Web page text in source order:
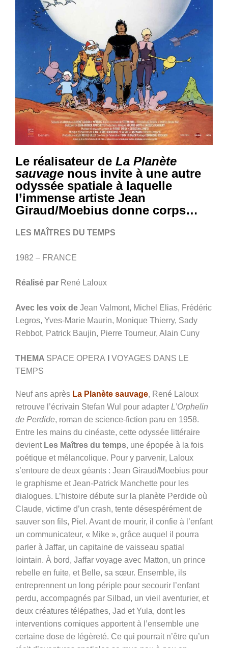
Le réalisateur de La Planète
sauvage nous invite à une autre
odyssée spatiale à laquelle
l’immense artiste Jean
Giraud/Moebius donne corps…
LES MAÎTRES DU TEMPS
1982 – FRANCE
Réalisé par René Laloux
Avec les voix de Jean Valmont, Michel Elias, Frédéric
Legros, Yves-Marie Maurin, Monique Thierry, Sady
Rebbot, Patrick Baujin, Pierre Tourneur, Alain Cuny
THEMA SPACE OPERA
VOYAGES DANS LE
TEMPS
Neuf ans après La Planète sauvage, René Laloux
retrouve l’écrivain Stefan Wul pour adapter L’Orphelin
de Perdide, roman de science-fiction paru en 1958.
Entre les mains du cinéaste, cette odyssée littéraire
devient Les Maîtres du temps, une épopée à la fois
poétique et mélancolique. Pour y parvenir, Laloux
s’entoure de deux géants : Jean Giraud/Moebius pour
le graphisme et Jean-Patrick Manchette pour les
dialogues. L’histoire débute sur la planète Perdide où
Claude, victime d’un crash, tente désespérément de
sauver son fils, Piel. Avant de mourir, il confie à l’enfant
un communicateur, « Mike », grâce auquel il pourra
parler à Jaffar, un capitaine de vaisseau spatial
lointain. À bord, Jaffar voyage avec Matton, un prince
rebelle en fuite, et Belle, sa sœur. Ensemble, ils
entreprennent un long périple pour secourir l’enfant
perdu, accompagnés par Silbad, un vieil aventurier, et
deux créatures télépathes, Jad et Yula, dont les
interventions comiques apportent à l’ensemble une
certaine dose de légèreté. Ce qui pourrait n’être qu’un